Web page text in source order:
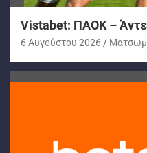
Vistabet: ΠΑΟΚ –
6 Αυγούστου 2026